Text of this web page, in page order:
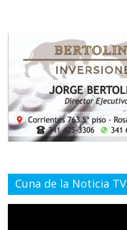
Cuna de la Noticia TV